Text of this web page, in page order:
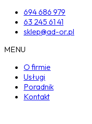
694 686 979
63 245 61 41
sklep@ad-or.pl
MENU
O firmie
Usługi
Poradnik
Kontakt